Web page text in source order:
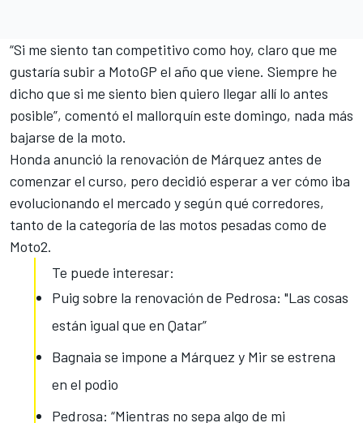
“Si me siento tan competitivo como hoy, claro que me
gustaría subir a MotoGP el año que viene. Siempre he
dicho que si me siento bien quiero llegar allí lo antes
posible”, comentó el mallorquín este domingo, nada más
bajarse de la moto.
Honda anunció la renovación de Márquez antes de
comenzar el curso, pero decidió esperar a ver cómo iba
evolucionando el mercado y según qué corredores,
tanto de la categoría de las motos pesadas como de
Moto2.
Te puede interesar:
Puig sobre la renovación de Pedrosa: "Las cosas
están igual que en Qatar”
Bagnaia se impone a Márquez y Mir se estrena
en el podio
Pedrosa: “Mientras no sepa algo de mi